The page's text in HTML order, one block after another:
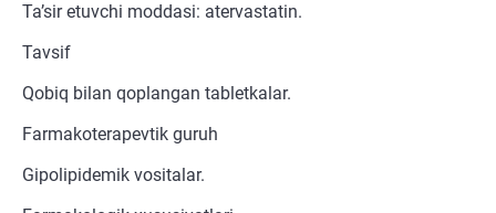
Ta’sir etuvchi moddasi: atervastatin.
Tavsif
Qobiq bilan qoplangan tabletkalar.
Farmakoterapevtik guruh
Gipolipidemik vositalar.